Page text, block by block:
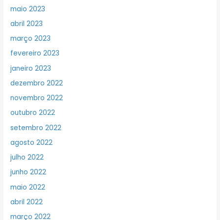
maio 2023
abril 2023
março 2023
fevereiro 2023
janeiro 2023
dezembro 2022
novembro 2022
outubro 2022
setembro 2022
agosto 2022
julho 2022
junho 2022
maio 2022
abril 2022
março 2022